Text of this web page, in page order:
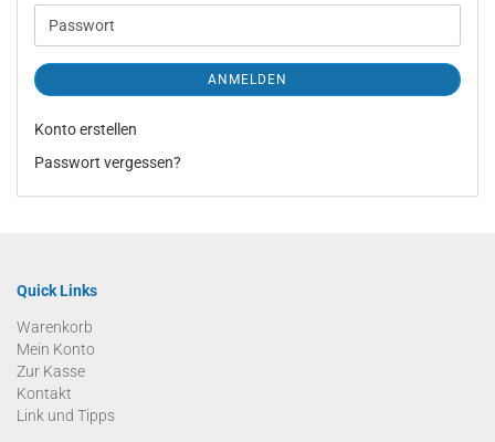
Adresse
Passwort
ANMELDEN
Konto erstellen
Passwort vergessen?
Quick Links
Warenkorb
Mein Konto
Zur Kasse
Kontakt
Link und Tipps